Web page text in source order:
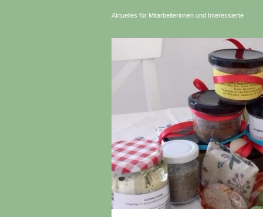
Aktuelles für Mitarbeiterinnen und Interessierte